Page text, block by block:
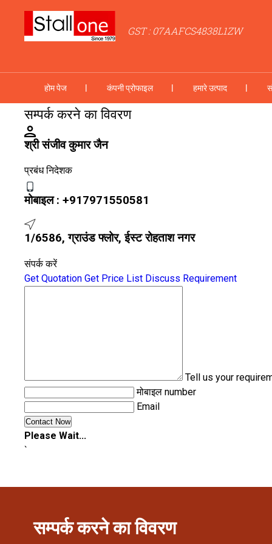
GST : 07AAFCS4838L1ZW
होम पेज कंपनी प्रोफाइल हमारे उत्पाद
सम्पर्क करने का विवरण
श्री संजीव कुमार जैन
प्रबंध निदेशक
मोबाइल : +917971550581
1/6586, ग्राउंड फ्लोर, ईस्ट रोहताश नगर
संपर्क करें
Get Quotation Get Price List Discuss Requirement
Tell us your
मोबाइल number
Email
Please Wait...
`
सम्पर्क करने का विवरण